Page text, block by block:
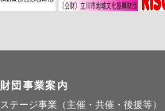
財団事業案内
ステージ事業（主催・共催・後援等）